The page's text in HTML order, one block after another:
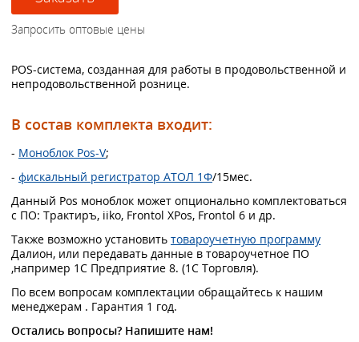
POS-система, созданная для работы в продовольственной и
непродовольственной рознице.
В состав комплекта входит:
- Моноблок Pos-V;
- фискальный регистратор АТОЛ 1Ф/15мес.
Данный Pos моноблок может опционально комплектоваться
с ПО: Трактиръ, iiko, Frontol XPos, Frontol 6 и др.
Также возможно установить товароучетную программу
Далион, или передавать данные в товароучетное ПО
,например 1С Предприятие 8. (1С Торговля).
По всем вопросам комплектации обращайтесь к нашим
менеджерам . Гарантия 1 год.
Остались вопросы? Напишите нам!